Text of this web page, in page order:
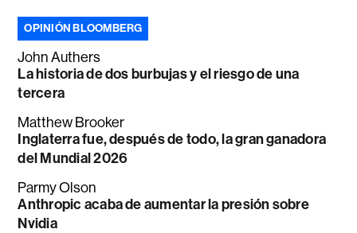
OPINIÓN BLOOMBERG
John Authers
La historia de dos burbujas y el riesgo de una
tercera
Matthew Brooker
Inglaterra fue, después de todo, la gran ganadora
del Mundial 2026
Parmy Olson
Anthropic acaba de aumentar la presión sobre
Nvidia